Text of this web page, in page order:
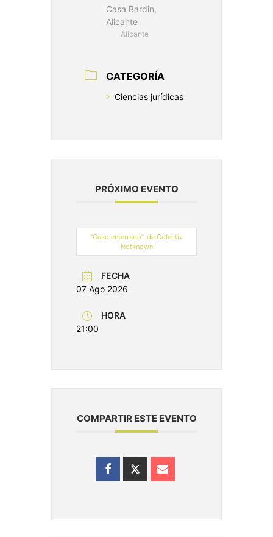
Casa Bardin,
Alicante
Alicante
CATEGORÍA
Ciencias jurídicas
PRÓXIMO EVENTO
“Caso enterrado”, de Colectiv
Notknown
FECHA
07 Ago 2026
HORA
21:00
COMPARTIR ESTE EVENTO